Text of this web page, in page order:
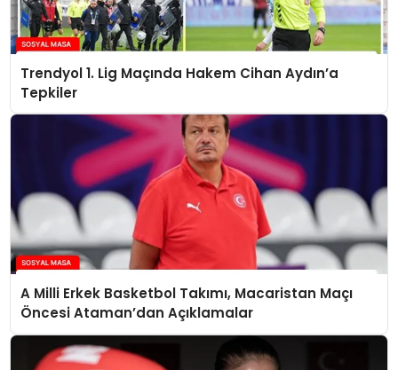
Trendyol 1. Lig Maçında Hakem Cihan Aydın’a
Tepkiler
A Milli Erkek Basketbol Takımı, Macaristan Maçı
Öncesi Ataman’dan Açıklamalar